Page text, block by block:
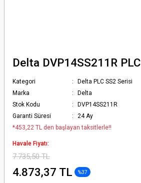
Delta DVP14SS211R PLC
Kategori
Delta PLC SS2 Serisi
Marka
Delta
Stok Kodu
DVP14SS211R
Garanti Süresi
24 Ay
*453,22 TL den başlayan taksitlerle!!
Havale Fiyatı:
7.735,50 TL
4.873,37 TL %37